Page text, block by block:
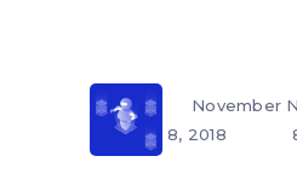
November
8, 2018